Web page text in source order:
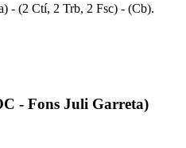
- (2 Ctí, 2 Trb, 2 Fsc) - (Cb).
- Fons Juli Garreta)